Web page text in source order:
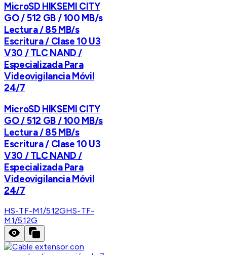
MicroSD HIKSEMI CITY
GO / 512 GB / 100 MB/s
Lectura / 85 MB/s
Escritura / Clase 10 U3
V30 / TLC NAND /
Especializada Para
Videovigilancia Móvil
24/7
MicroSD HIKSEMI CITY
GO / 512 GB / 100 MB/s
Lectura / 85 MB/s
Escritura / Clase 10 U3
V30 / TLC NAND /
Especializada Para
Videovigilancia Móvil
24/7
HS-TF-M1/512GHS-TF-
M1/512G